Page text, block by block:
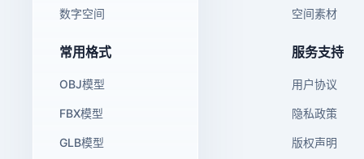
数字空间 空间素材
常用格式
OBJ模型
FBX模型
GLB模型
服务支持
用户协议
隐私政策
版权声明